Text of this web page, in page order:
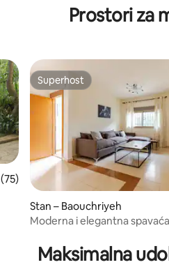
Prostori za
ocjena: 4,89/5, recenzija: 75
Superhost
Superhost
Stan – Baouchriyeh
Moderna i elegantna
Maksimalna